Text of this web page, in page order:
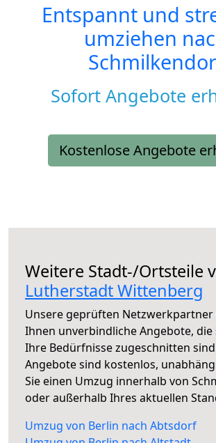
Entspannt und
umziehen
Sofort Angebote
Kostenlose Angebote
Weitere Stadt-/Ortsteile
Lutherstadt Wittenberg
Unsere geprüften Netzwerkpartner
Ihnen unverbindliche Angebote, die
Ihre Bedürfnisse zugeschnitten
Angebote sind kostenlos,
Sie einen Umzug innerhalb von
oder außerhalb Ihres aktuellen
Umzug von Berlin nach Abtsdorf